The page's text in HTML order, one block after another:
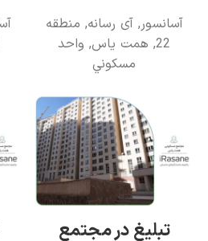
آسانسور,آی رسانه, منطقه
22
, همت یاس, واحد
مسکوني
تبلیغ در مجتمع